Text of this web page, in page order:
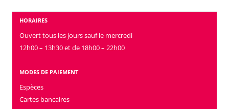
HORAIRES
Ouvert tous les jours sauf le mercredi
12h00 – 13h30 et de 18h00 – 22h00
MODES DE PAIEMENT
Espèces
Cartes bancaires